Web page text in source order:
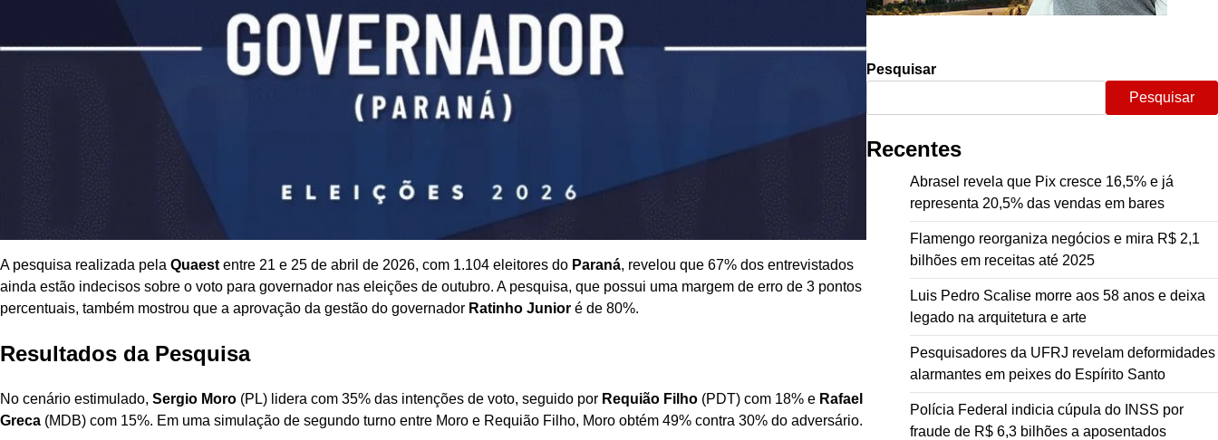
A pesquisa realizada pela Quaest entre 21 e 25 de abril de 2026, com 1.104 eleitores do Paraná, revelou que 67% dos entrevistados
ainda estão indecisos sobre o voto para governador nas eleições de outubro. A pesquisa, que possui uma margem de erro de 3 pontos
percentuais, também mostrou que a aprovação da gestão do governador Ratinho Junior é de 80%.
Resultados da Pesquisa
No cenário estimulado, Sergio Moro (PL) lidera com 35% das intenções de voto, seguido por Requião Filho (PDT) com 18% e Rafael
Greca (MDB) com 15%. Em uma simulação de segundo turno entre Moro e Requião Filho, Moro obtém 49% contra 30% do adversário.
Pesquisar
Pesquisar
Recentes
Abrasel revela que Pix cresce 16,5% e já
representa 20,5% das vendas em bares
Flamengo reorganiza negócios e mira R$ 2,1
bilhões em receitas até 2025
Luis Pedro Scalise morre aos 58 anos e deixa
legado na arquitetura e arte
Pesquisadores da UFRJ revelam deformidades
alarmantes em peixes do Espírito Santo
Polícia Federal indicia cúpula do INSS por
fraude de R$ 6,3 bilhões a aposentados